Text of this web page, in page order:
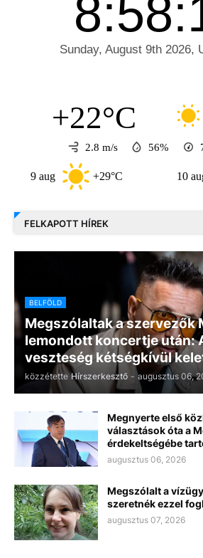
+22°C
2.8 m/s 56%
+29°C
FELKAPOTT HÍREK
BELFÖLD
Megszólaltak a szervezők
lemondott koncertje után:
veszteség kétségkívül
közzétette Hírszerkesztő - augusztus 06,
Megnyerte első
választások óta a
érdekeltségébe
augusztus 06, 2026
Megszólalt a
szeretnék ezzel
augusztus 07, 2026